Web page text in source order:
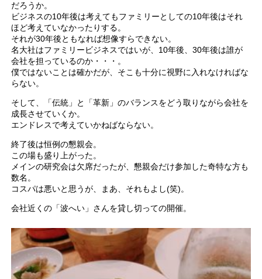
だろうか。
ビジネスの10年後は考えてもファミリーとしての10年後はそれ
ほど考えていなかったりする。
それが30年後ともなれば想像すらできない。
名大社はファミリービジネスではいが、10年後、30年後は誰が
会社を担っているのか・・・。
僕ではないことは確かだが、そこも十分に視野に入れなければな
らない。
そして、「伝統」と「革新」のバランスをどう取りながら会社を
成長させていくか。
エンドレスで考えていかねばならない。
終了後は恒例の懇親会。
この場も盛り上がった。
メインの研究会は欠席だったが、懇親会だけ参加した奇特な方も
数名。
コスパは悪いと思うが、まあ、それもよし(笑)。
会社近くの「波へい」さんを貸し切っての開催。